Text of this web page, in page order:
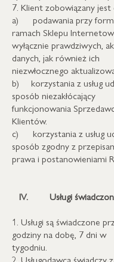
7. Klient zobowiązany jest
a) podawania przy
ramach Sklepu
wyłącznie prawdziwych,
danych, jak również ich
niezwłocznego
b) korzystania z usług
sposób niezakłócający
funkcjonowania
Klientów.
c) korzystania z usług
sposób zgodny z
prawa i postanowieniami
IV.
Usługi
1. Usługi są świadczone
godziny na dobę, 7 dni w
tygodniu.